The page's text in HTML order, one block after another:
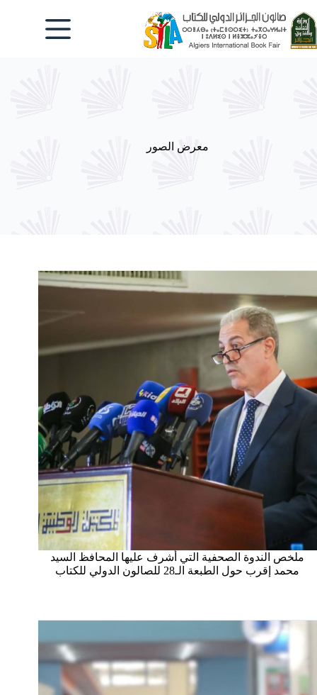
إلى
المحتوى
معرض الصور
ملخص الندوة الصحفية التي أشرف عليها المحافظ السيد
محمد إقرب حول الطبعة الـ28 للصالون الدولي للكتاب